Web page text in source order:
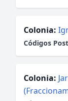
Colonia:
Códigos
Colonia: